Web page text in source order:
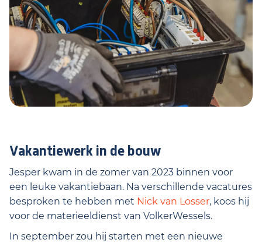
Vakantiewerk in de bouw
Jesper kwam in de zomer van 2023 binnen voor
een leuke vakantiebaan. Na verschillende vacatures
besproken te hebben met Nick van Losser, koos hij
voor de materieeldienst van VolkerWessels.
In september zou hij starten met een nieuwe